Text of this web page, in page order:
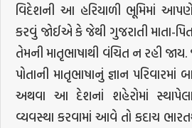
વિદેશની આ હરિયાળી ભૂમિમાં
કરવું જોઈએ કે જેથી ગુજરાતી માતા-
તેમની માતૃભાષાથી વંચિત ન રહી
પોતાની માતૃભાષાનું જ્ઞાન
અથવા આ દેશનાં શહેરોમાં સ્થાપેલા
વ્યવસ્થા કરવામાં આવે તો કદાચ